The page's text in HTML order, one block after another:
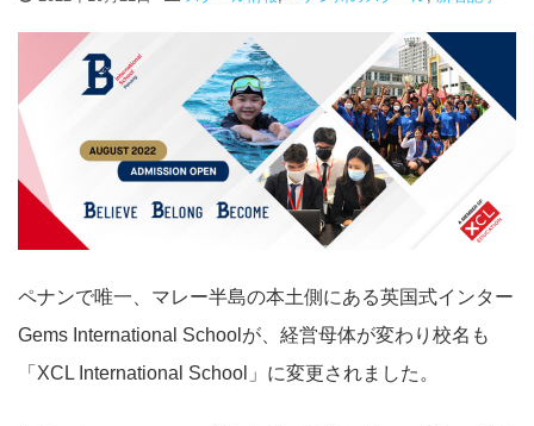
ペナンで唯一、マレー半島の本土側にある英国式インター
Gems International Schoolが、経営母体が変わり校名も
「XCL International School」に変更されました。